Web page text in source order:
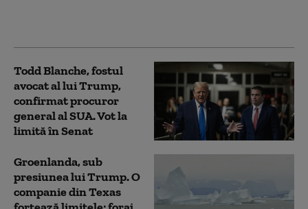
Todd Blanche, fostul
avocat al lui Trump,
confirmat procuror
general al SUA. Vot la
limită în Senat
Groenlanda, sub
presiunea lui Trump. O
companie din Texas